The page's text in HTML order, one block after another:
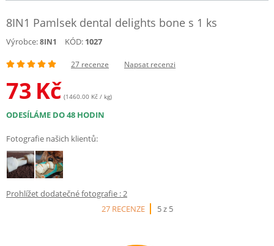
8IN1 Pamlsek dental delights bone s 1 ks
Výrobce:8IN1 KÓD: 1027
27 recenze Napsat recenzi
73 Kč (1460.00 Kč / kg)
ODESÍLÁME DO 48 HODIN
Fotografie našich klientů:
Prohlížet dodatečné fotografie : 2
27 RECENZE
5 z 5